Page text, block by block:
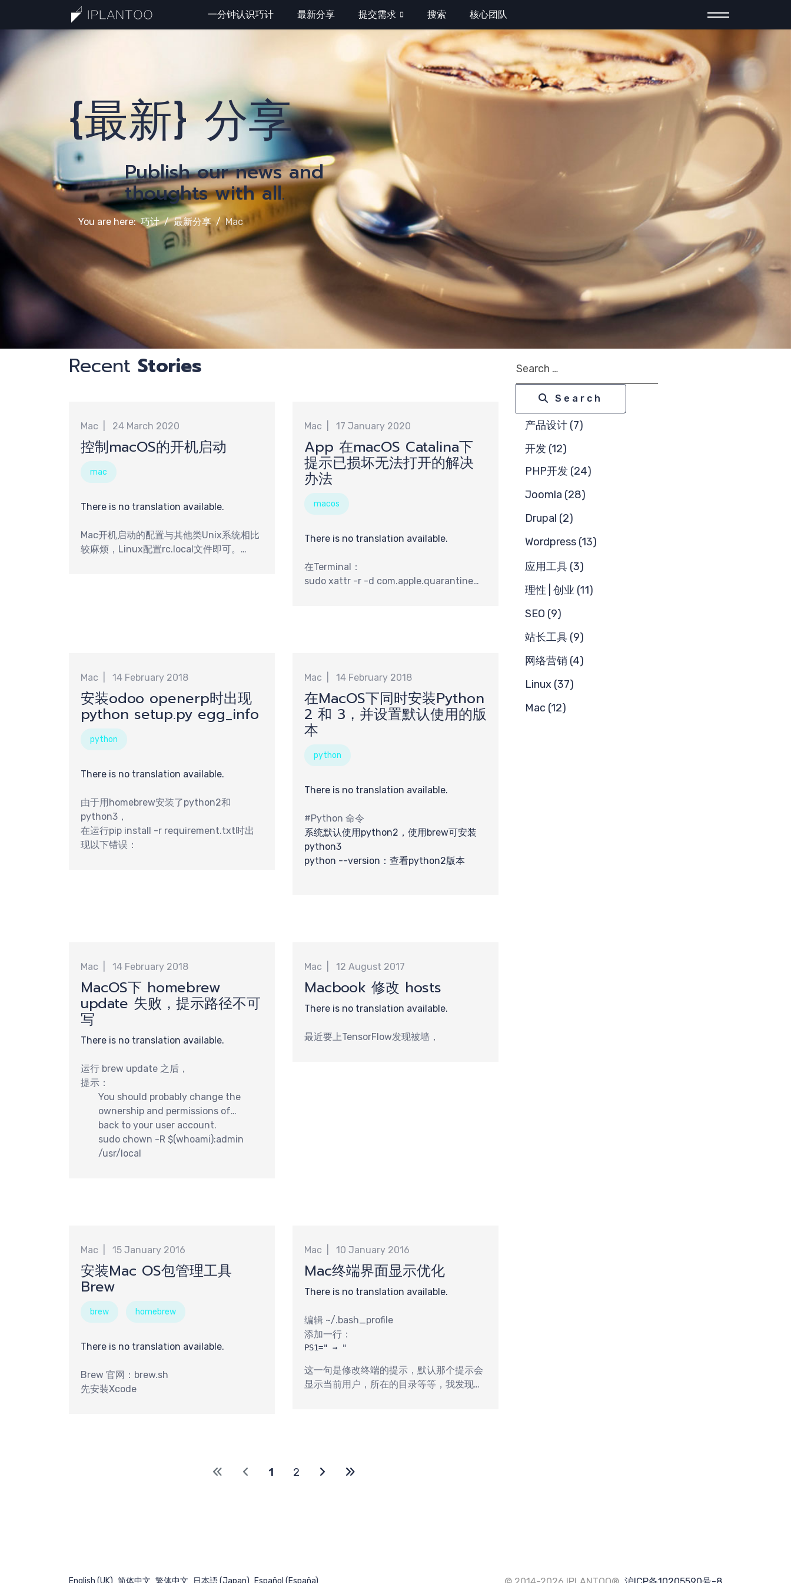
一分钟认识巧计 最新分享 提交需求 搜索 核心团队
一分钟
认识巧
计
最新分
享
求
搜索
核心团
队
{最新} 分享
Publish our news and
thoughts with all.
You are here:巧计 最新分享 Mac
Recent Stories
Mac 24 March 2020
控制macOS的开机启动
mac
There is no translation available.
Mac开机启动的配置与其他类Unix系统相比
较麻烦，Linux配置rc.local文件即可。
动。
Mac 17 January 2020
App 在macOS Catalina下
提示已损坏无法打开的解决
办法
macos
There is no translation available.
在Terminal：
sudo xattr -r -d com.apple.quarantine
Mac 14 February 2018
安装odoo openerp时出现
python setup.py egg_info
python
There is no translation available.
由于用homebrew安装了python2和
python3，
在运行pip install -r requirement.txt时出
现以下错误：
Mac 14 February 2018
在MacOS下同时安装Python
2 和 3，并设置默认使用的版
本
python
There is no translation available.
#Python 命令
系统默认使用python2，使用brew可安装
python3
python --version：查看python2版本
Mac 14 February 2018
MacOS下 homebrew
update 失败，提示路径不可
写
There is no translation available.
运行 brew update 之后，
提示：
You should probably change the
ownership and permissions of
/usr/local
back to your user account.
sudo chown -R $(whoami):admin
/usr/local
Mac 12 August 2017
Macbook 修改 hosts
There is no translation available.
最近要上TensorFlow发现被墙，
Mac 15 January 2016
安装Mac OS包管理工具
Brew
brew homebrew
There is no translation available.
Brew 官网：brew.sh
先安装Xcode
Mac 10 January 2016
Mac终端界面显示优化
There is no translation available.
编辑 ~/.bash_profile
添加一行：
PS1=" → "
这一句是修改终端的提示，默认那个提示会
显示当前用户，所在的目录等等，我发现这
1 2
Search
产品设计 (7)
开发 (12)
PHP开发 (24)
Joomla (28)
Drupal (2)
Wordpress (13)
应用工具 (3)
理性 | 创业 (11)
SEO (9)
站长工具 (9)
网络营销 (4)
Linux (37)
Mac (12)
English (UK) 简体中文 繁体中文 日本語 (Japan) Español (España)